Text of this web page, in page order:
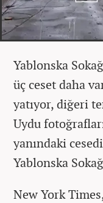
Yablonska
üç ceset daha
yatıyor, diğeri
Uydu
yanındaki
Yablonska
New York